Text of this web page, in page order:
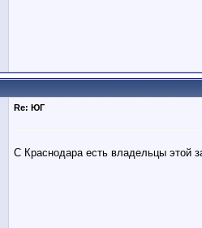
Re: ЮГ
С Краснодара есть владельцы этой